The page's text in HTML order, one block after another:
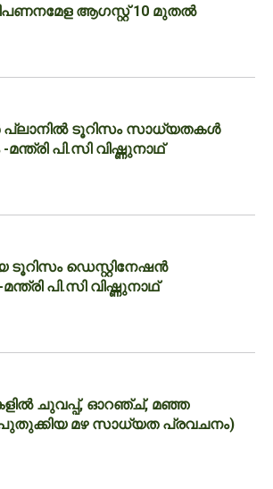
ആഗസ്റ്റ് 10 മുതൽ
പ്ലാനില്‍ ടൂറിസം സാധ്യതകള്‍
പി.സി വിഷ്ണുനാഥ്
ടൂറിസം ഡെസ്റ്റിനേഷന്‍
പി.സി വിഷ്ണുനാഥ്
ചുവപ്പ്, ഓറഞ്ച്, മഞ്ഞ
മഴ സാധ്യത പ്രവചനം)